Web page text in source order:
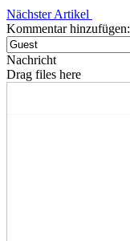
Nächster Artikel
Kommentar hinzufügen:
Nachricht
Drag files here